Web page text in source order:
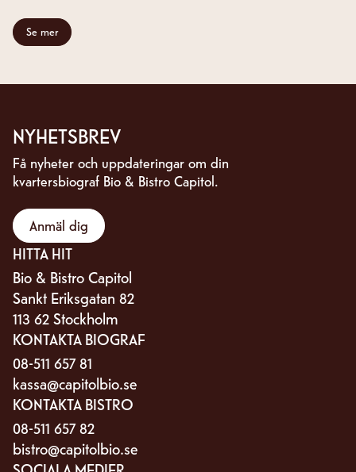
Se mer
NYHETSBREV
Få nyheter och uppdateringar om din
kvartersbiograf Bio & Bistro Capitol.
Anmäl dig
HITTA HIT
Bio & Bistro Capitol
Sankt Eriksgatan 82
113 62 Stockholm
KONTAKTA BIOGRAF
08-511 657 81
kassa@capitolbio.se
KONTAKTA BISTRO
08-511 657 82
bistro@capitolbio.se